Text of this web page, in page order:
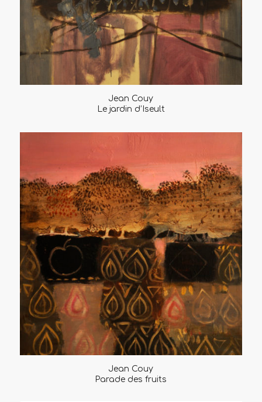
Jean Couy
Le jardin d’Iseult
Jean Couy
Parade des fruits